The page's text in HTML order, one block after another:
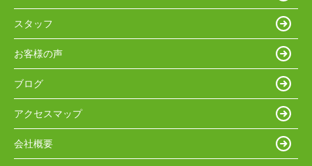
スタッフ
お客様の声
ブログ
アクセスマップ
会社概要